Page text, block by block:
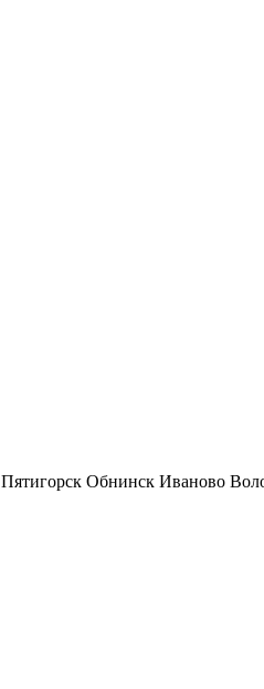
Пятигорск Обнинск Иваново